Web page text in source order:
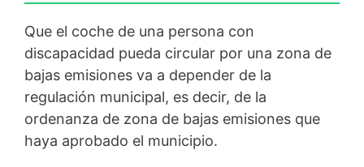
Que el coche de una persona con
discapacidad pueda circular por una zona de
bajas emisiones va a depender de la
regulación municipal, es decir, de la
ordenanza de zona de bajas emisiones que
haya aprobado el municipio.